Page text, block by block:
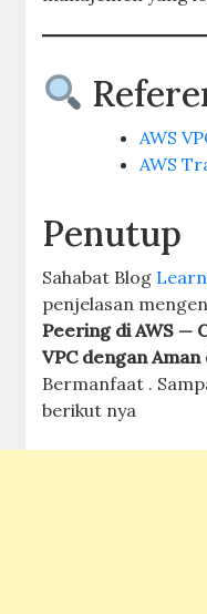
AWS
AWS
Penutup
Sahabat Blog
penjelasan
Peering di AWS —
VPC dengan
Bermanfaat .
berikut nya